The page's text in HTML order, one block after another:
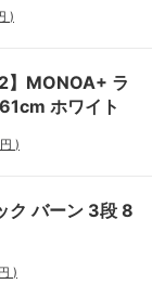
)
】MONOA+ ラ
ホワイト
円 )
ク バーン 3段 8
円 )